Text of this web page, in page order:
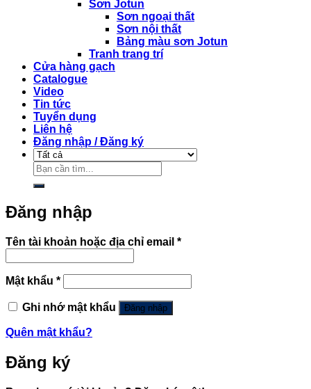
Sơn Jotun
Sơn ngoại thất
Sơn nội thất
Bảng màu sơn Jotun
Tranh trang trí
Cửa hàng gạch
Catalogue
Video
Tin tức
Tuyển dụng
Liên hệ
Đăng nhập / Đăng ký
Tìm
kiếm:
Đăng nhập
Tên tài khoản hoặc địa chỉ email *Bắt
Mật khẩu *Bắt
buộc
Ghi nhớ mật khẩu
Đăng nhập
Quên mật khẩu?
Đăng ký